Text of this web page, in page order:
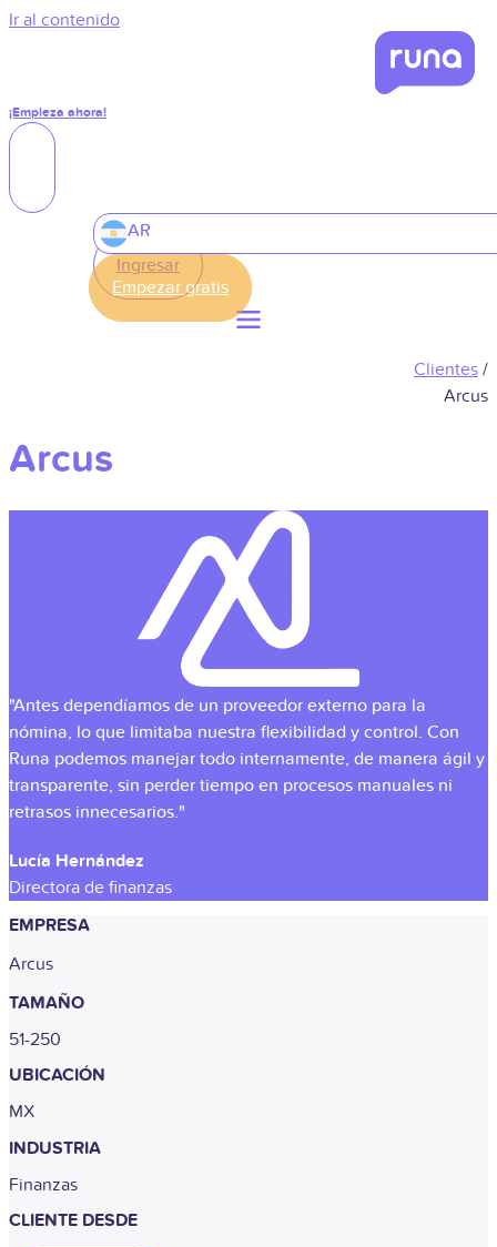
Ir al contenido
¡Empieza ahora!
Ingresar
Clientes /
Arcus
Arcus
"Antes dependíamos de un proveedor externo para la
nómina, lo que limitaba nuestra flexibilidad y control. Con
Runa podemos manejar todo internamente, de manera ágil y
transparente, sin perder tiempo en procesos manuales ni
retrasos innecesarios."
Lucía Hernández
Directora de finanzas
EMPRESA
Arcus
TAMAÑO
51-250
UBICACIÓN
MX
INDUSTRIA
Finanzas
CLIENTE DESDE